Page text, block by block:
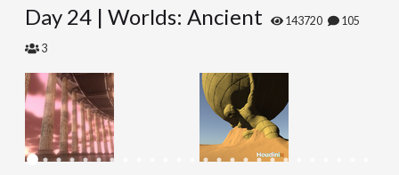
l
N
Day 24 | Worlds: Ancient 143720 105
3